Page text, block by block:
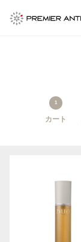
1
カート